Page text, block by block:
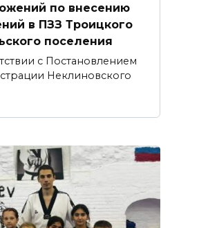
по внесению
в ПЗЗ Троицкого
поселения
с Постановлением
Неклиновского